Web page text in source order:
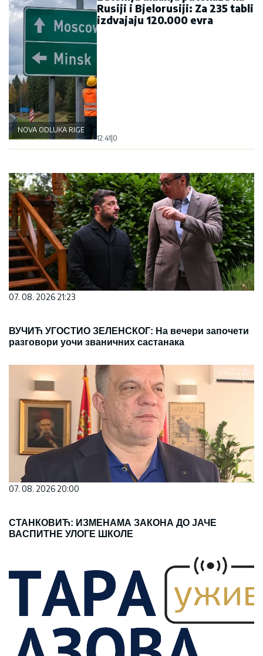
NOVA ODLUKA RIGE
Rusiji i Bjelorusiji: Za 235 tabli
izdvajaju 120.000 evra
12:41|0
07. 08. 2026 21:23
ВУЧИЋ УГОСТИО ЗЕЛЕНСКОГ: На вечери започети
разговори уочи званичних састанака
07. 08. 2026 20:00
СТАНКОВИЋ: ИЗМЕНАМА ЗАКОНА ДО ЈАЧЕ
ВАСПИТНЕ УЛОГЕ ШКОЛЕ